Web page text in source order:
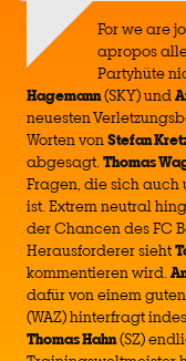
For we are
apropos
Partyhüte
Hagemann(SKY) und
neuesten
Worten vonStefan
abgesagt.Thomas
Fragen, die sich auch
ist. Extrem neutral
der Chancen des FC
Herausforderer sieht
kommentieren wird.
dafür von einem
(WAZ) hinterfragt
Thomas Hahn(SZ)